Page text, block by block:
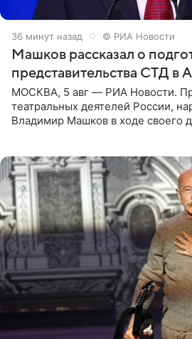
37 минут назад © РИА Новости
Машков рассказал о
представительства СТД в
МОСКВА, 5 авг — РИА Новости.
театральных деятелей России,
Владимир Машков в ходе своего